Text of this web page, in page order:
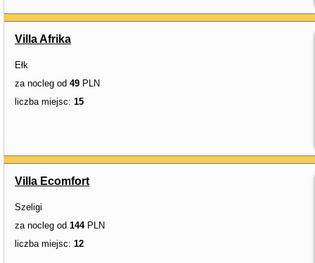
Villa Afrika
Ełk
za nocleg od 49 PLN
liczba miejsc: 15
Villa Ecomfort
Szeligi
za nocleg od 144PLN
liczba miejsc: 12